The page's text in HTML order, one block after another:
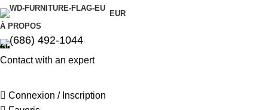
EUR
À PROPOS
(686) 492-1044
Contact with an expert
Connexion / Inscription